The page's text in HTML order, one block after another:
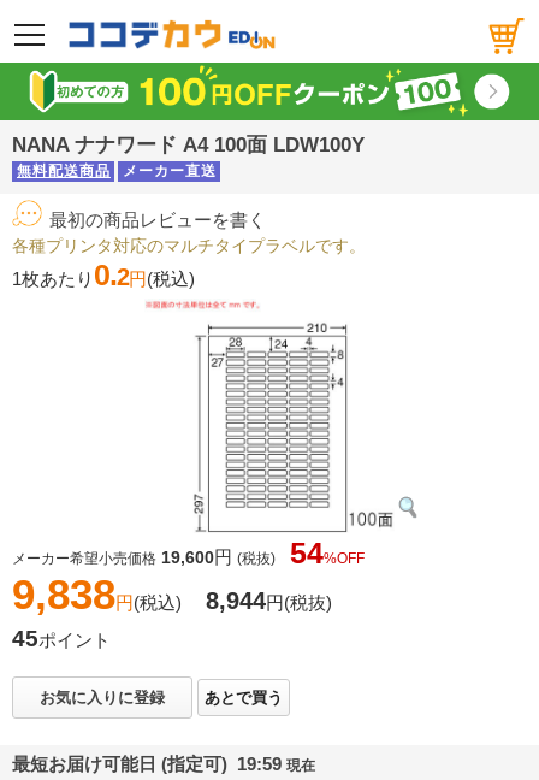
メニュー
NANA ナナワード A4 100面 LDW100Y
無料配送商品 メーカー直送
最初の商品レビューを書く
各種プリンタ対応のマルチタイプラベルです。
1枚あたり 0.2円(税込)
メーカー希望小売価格 19,600円 (税抜) 54%OFF
9,838円(税込) 8,944円(税抜)
45ポイント
お気に入りに登録 あとで買う
最短お届け可能日 (指定可) 19:59 現在